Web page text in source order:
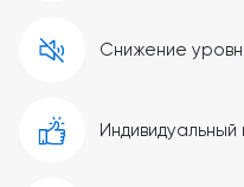
Снижение
Индивидуальный